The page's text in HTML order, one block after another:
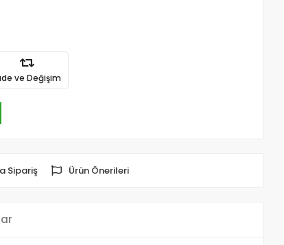
ve Değişim
Sipariş Ürün Önerileri